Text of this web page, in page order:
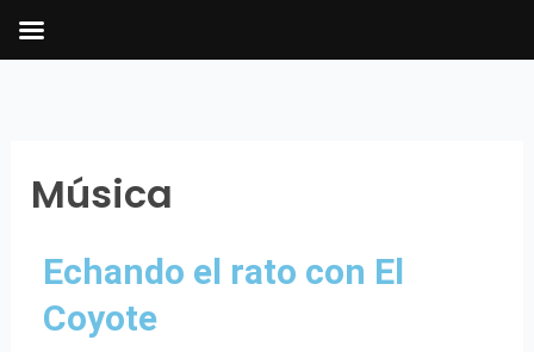
Música
Echando el rato con El
Coyote